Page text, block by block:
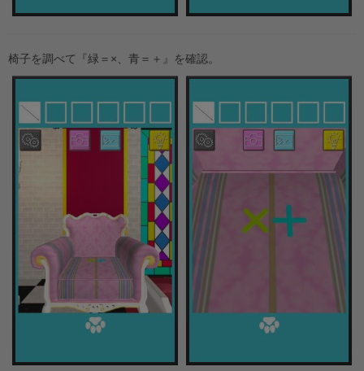
椅子を調べて『緑＝×、青＝＋』を確認。